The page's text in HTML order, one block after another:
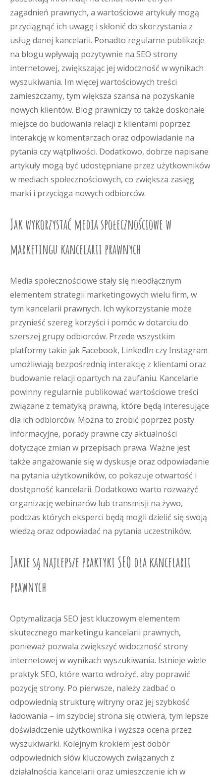
zagadnień prawnych, a wartościowe artykuły mogą
przyciągnąć ich uwagę i skłonić do skorzystania z
usług danej kancelarii. Ponadto regularne publikacje
na blogu wpływają pozytywnie na SEO strony
internetowej, zwiększając jej widoczność w wynikach
wyszukiwania. Im więcej wartościowych treści
zamieszczamy, tym większa szansa na pozyskanie
nowych klientów. Blog prawniczy to także doskonałe
miejsce do budowania relacji z klientami poprzez
interakcję w komentarzach oraz odpowiadanie na
pytania czy wątpliwości. Dodatkowo, dobrze napisane
artykuły mogą być udostępniane przez użytkowników
w mediach społecznościowych, co zwiększa zasięg
marki i przyciąga nowych odbiorców.
Jak wykorzystać media społecznościowe w
marketingu kancelarii prawnych
Media społecznościowe stały się nieodłącznym
elementem strategii marketingowych wielu firm, w
tym kancelarii prawnych. Ich wykorzystanie może
przynieść szereg korzyści i pomóc w dotarciu do
szerszej grupy odbiorców. Przede wszystkim
platformy takie jak Facebook, LinkedIn czy Instagram
umożliwiają bezpośrednią interakcję z klientami oraz
budowanie relacji opartych na zaufaniu. Kancelarie
powinny regularnie publikować wartościowe treści
związane z tematyką prawną, które będą interesujące
dla ich odbiorców. Można to zrobić poprzez posty
informacyjne, porady prawne czy aktualności
dotyczące zmian w przepisach prawa. Ważne jest
także angażowanie się w dyskusje oraz odpowiadanie
na pytania użytkowników, co pokazuje otwartość i
dostępność kancelarii. Dodatkowo warto rozważyć
organizację webinarów lub transmisji na żywo,
podczas których eksperci będą mogli dzielić się swoją
wiedzą oraz odpowiadać na pytania uczestników.
Jakie są najlepsze praktyki SEO dla kancelarii
prawnych
Optymalizacja SEO jest kluczowym elementem
skutecznego marketingu kancelarii prawnych,
ponieważ pozwala zwiększyć widoczność strony
internetowej w wynikach wyszukiwania. Istnieje wiele
praktyk SEO, które warto wdrożyć, aby poprawić
pozycję strony. Po pierwsze, należy zadbać o
odpowiednią strukturę witryny oraz jej szybkość
ładowania – im szybciej strona się otwiera, tym lepsze
doświadczenie użytkownika i wyższa ocena przez
wyszukiwarki. Kolejnym krokiem jest dobór
odpowiednich słów kluczowych związanych z
działalnością kancelarii oraz umieszczenie ich w